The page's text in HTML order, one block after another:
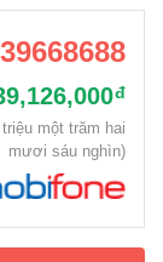
đ
một trăm hai
mươi sáu nghìn)